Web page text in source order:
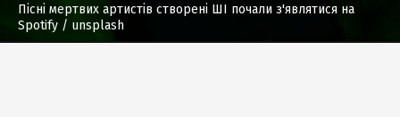
Пісні мертвих артистів створені ШІ почали з'являтися на
Spotify / unsplash